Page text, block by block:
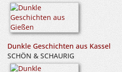
Dunkle Geschichten aus Kassel
SCHÖN & SCHAURIG